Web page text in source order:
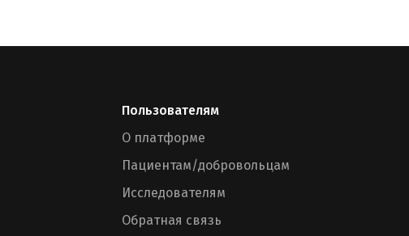
Пользователям
О платформе
Пациентам/добровольцам
Исследователям
Обратная связь